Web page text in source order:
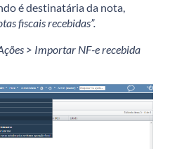
é destinatária da nota,
fiscais recebidas”.
> Importar NF-e recebida